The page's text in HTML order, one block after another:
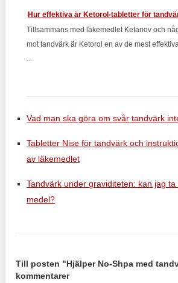
Hur effektiva är Ketorol-tabletter för
Tillsammans med läkemedlet Ketanov och
mot tandvärk är Ketorol en av de mest
...
Vad man ska göra om svår tandvärk
Tabletter Nise för tandvärk och
av läkemedlet
Tandvärk under graviditeten: kan jag
medel?
Till posten "Hjälper No-Shpa med
kommentarer